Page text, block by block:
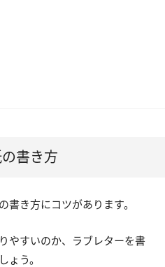
書き方
書き方にコツがあります。
やすいのか、ラブレターを書
ょう。